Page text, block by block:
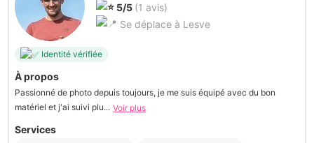
5/5 (1 avis)
Se déplace à Lesve
Identité vérifiée
À propos
Passionné de photo depuis toujours, je me suis équipé avec du bon
matériel et j'ai suivi plu... Voir plus
Services